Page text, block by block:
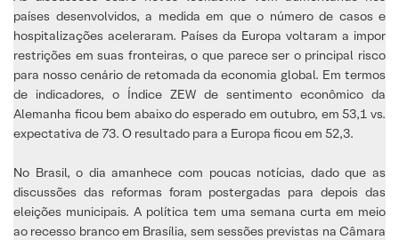
países desenvolvidos, a medida em que o número de casos e
hospitalizações aceleraram. Países da Europa voltaram a impor
restrições em suas fronteiras, o que parece ser o principal risco
para nosso cenário de retomada da economia global. Em termos
de indicadores, o Índice ZEW de sentimento econômico da
Alemanha ficou bem abaixo do esperado em outubro, em 53,1 vs.
expectativa de 73. O resultado para a Europa ficou em 52,3.
No Brasil, o dia amanhece com poucas notícias, dado que as
discussões das reformas foram postergadas para depois das
eleições municipais. A política tem uma semana curta em meio
ao recesso branco em Brasília, sem sessões previstas na Câmara